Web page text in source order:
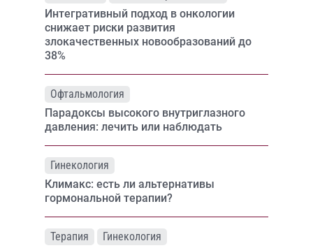
Интегративный подход в онкологии
снижает риски развития
злокачественных новообразований до
38%
Офтальмология
Парадоксы высокого внутриглазного
давления: лечить или наблюдать
Гинекология
Климакс: есть ли альтернативы
гормональной терапии?
Терапия
Гинекология